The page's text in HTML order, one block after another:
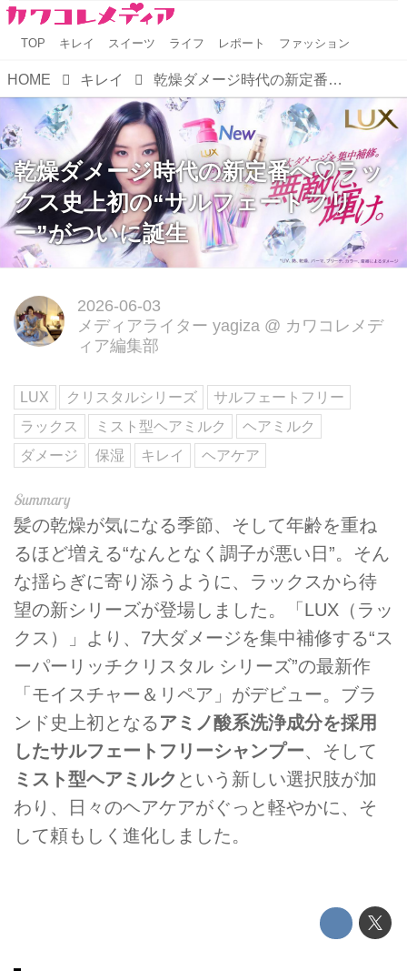
TOP キレイ スイーツ ライフ レポート ファッション
HOME キレイ 乾燥ダメージ時代の新定番へ♡ラックス史上初の“サルフェートフリー”がついに誕生
乾燥ダメージ時代の新定番へ♡ラッ
クス史上初の“サルフェートフリ
ー”がついに誕生
2026-06-03
メディアライター yagiza @ カワコレメデ
ィア編集部
LUX クリスタルシリーズ
サルフェートフリー
ラックス
ミスト型ヘアミルク
ヘアミルク
ダメージ
保湿 キレイ ヘアケア
髪の乾燥が気になる季節、そして年齢を重ね
るほど増える“なんとなく調子が悪い日”。そん
な揺らぎに寄り添うように、ラックスから待
望の新シリーズが登場しました。「LUX（ラッ
クス）」より、7大ダメージを集中補修する“ス
ーパーリッチクリスタル シリーズ”の最新作
「モイスチャー＆リペア」がデビュー。ブラ
ンド史上初となるアミノ酸系洗浄成分を採用
したサルフェートフリーシャンプー、そして
ミスト型ヘアミルク という新しい選択肢が加
わり、日々のヘアケアがぐっと軽やかに、そ
して頼もしく進化しました。